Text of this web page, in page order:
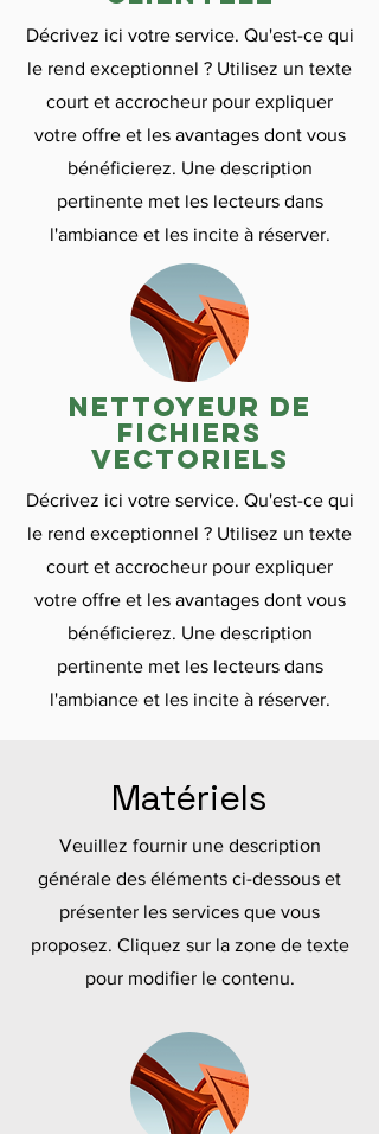
Décrivez ici votre service. Qu'est-ce qui
le rend exceptionnel ? Utilisez un texte
court et accrocheur pour expliquer
votre offre et les avantages dont vous
bénéficierez. Une description
pertinente met les lecteurs dans
l'ambiance et les incite à réserver.
nettoyeur de
fichiers
vectoriels
Décrivez ici votre service. Qu'est-ce qui
le rend exceptionnel ? Utilisez un texte
court et accrocheur pour expliquer
votre offre et les avantages dont vous
bénéficierez. Une description
pertinente met les lecteurs dans
l'ambiance et les incite à réserver.
Matériels
Veuillez fournir une description
générale des éléments ci-dessous et
présenter les services que vous
proposez. Cliquez sur la zone de texte
pour modifier le contenu.